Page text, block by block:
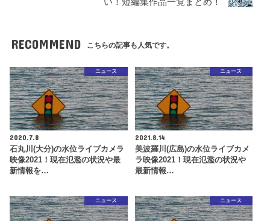
RECOMMEND こちらの記事も人気です。
ニュース
2020.7.8
石丸川(大分)の水位ライブカメラ
映像2021！現在氾濫の状況や最
新情報を…
ニュース
2021.8.14
美波羅川(広島)の水位ライブカメ
ラ映像2021！現在氾濫の状況や
最新情報…
ニュース ニュース